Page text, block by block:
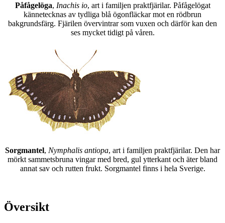
Påfågelöga, Inachis io, art i familjen praktfjärilar. Påfågelögat
kännetecknas av tydliga blå ögonfläckar mot en rödbrun
bakgrundsfärg. Fjärilen övervintrar som vuxen och därför kan den
ses mycket tidigt på våren.
Sorgmantel, Nymphalis antiopa, art i familjen praktfjärilar. Den har
mörkt sammetsbruna vingar med bred, gul ytterkant och äter bland
annat sav och rutten frukt. Sorgmantel finns i hela Sverige.
Översikt